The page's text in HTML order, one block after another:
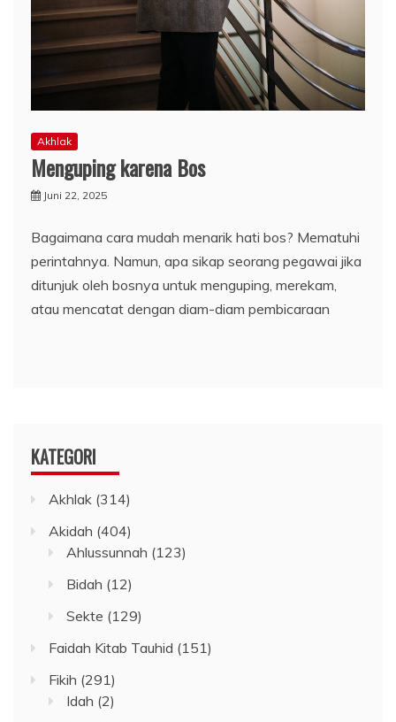
Akhlak
Menguping karena Bos
Juni 22, 2025
Bagaimana cara mudah menarik hati bos? Mematuhi
perintahnya. Namun, apa sikap seorang pegawai jika
ditunjuk oleh bosnya untuk menguping, merekam,
atau mencatat dengan diam-diam pembicaraan
KATEGORI
Akhlak (314)
Akidah (404)
Ahlussunnah (123)
Bidah (12)
Sekte (129)
Faidah Kitab Tauhid (151)
Fikih (291)
Idah (2)